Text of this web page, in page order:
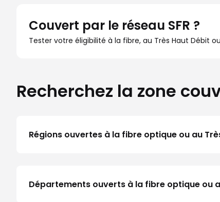
Couvert par le réseau SFR ?
Tester votre éligibilité à la fibre, au Très Haut Débit
Recherchez la zone
Régions ouvertes à la fibre optique ou au
Départements ouverts à la fibre optique ou